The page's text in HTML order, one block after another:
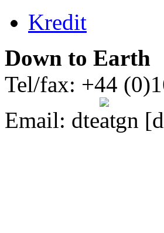
Kredit
Down to Earth
Tel/fax: +44
Email: dte gn